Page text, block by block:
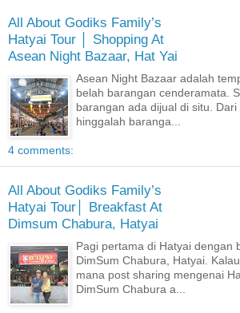
All About Godiks Family’s
Hatyai Tour │ Shopping At
Asean Night Bazaar, Hat Yai
Asean Night Bazaar adalah
belah barangan cenderamata.
barangan ada dijual di situ. Dari
hinggalah baranga...
4 comments:
All About Godiks Family’s
Hatyai Tour│ Breakfast At
Dimsum Chabura, Hatyai
Pagi pertama di Hatyai dengan
DimSum Chabura, Hatyai.
mana post sharing mengenai
DimSum Chabura a...